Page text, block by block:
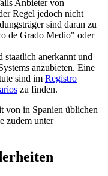
Anbieter von
Regel jedoch nicht
sind daran zu
de Grado Medio" oder
anerkannt und
anzubieten. Eine
sind im Registro
zu finden.
von in Spanien üblichen
zudem unter